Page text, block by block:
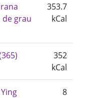
de grau
353.7
kCal
352
kCal
8